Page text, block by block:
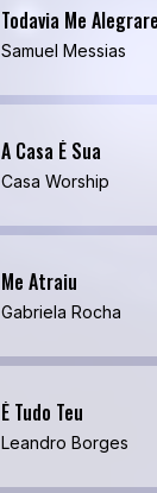
Todavia Me
Samuel Messias
A Casa É Sua
Casa Worship
Me Atraiu
Gabriela Rocha
É Tudo Teu
Leandro Borges